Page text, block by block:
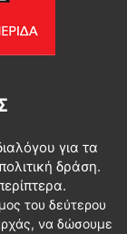
για τα
δράση.
του δεύτερου
να δώσουμε